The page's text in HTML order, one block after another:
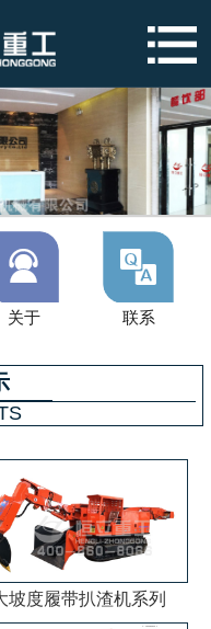

关于

联系
坡度履带扒渣机系列